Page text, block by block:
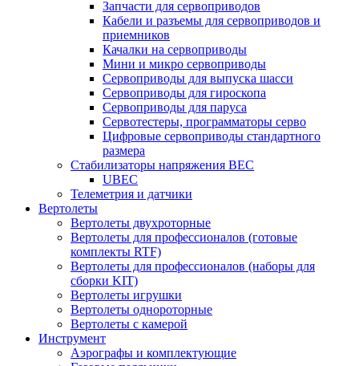
Запчасти для сервоприводов
Кабели и разъемы для сервоприводов и
приемников
Качалки на сервоприводы
Мини и микро сервоприводы
Сервоприводы для выпуска шасси
Сервоприводы для гироскопа
Сервоприводы для паруса
Сервотестеры, программаторы серво
Цифровые сервоприводы стандартного
размера
Стабилизаторы напряжения BEC
UBEC
Телеметрия и датчики
Вертолеты
Вертолеты двухроторные
Вертолеты для профессионалов (готовые
комплекты RTF)
Вертолеты для профессионалов (наборы для
сборки KIT)
Вертолеты игрушки
Вертолеты однороторные
Вертолеты с камерой
Инструмент
Аэрографы и комплектующие